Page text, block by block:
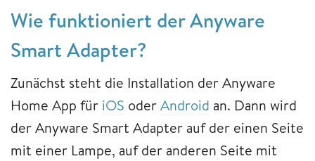
Wie funktioniert der Anyware
Smart Adapter?
Zunächst steht die Installation der Anyware
Home App für iOS oderAndroid an. Dann wird
der Anyware Smart Adapter auf der einen Seite
mit einer Lampe, auf der anderen Seite mit